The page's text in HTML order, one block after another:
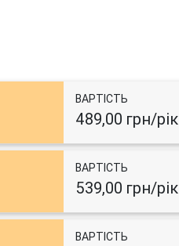
ВАРТІСТЬ
489,00 грн/рік
ВАРТІСТЬ
539,00 грн/рік
ВАРТІСТЬ